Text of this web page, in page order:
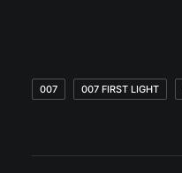
007 007 FIRST LIGHT